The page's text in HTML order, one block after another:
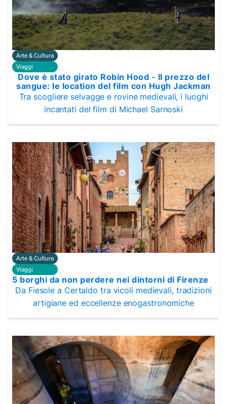
Arte & Cultura
Viaggi
Dove è stato girato Robin Hood - Il prezzo del
sangue: le location del film con Hugh Jackman
Tra scogliere selvagge e rovine medievali, i luoghi
incantati del film di Michael Sarnoski
Arte & Cultura
Viaggi
5 borghi da non perdere nei dintorni di Firenze
Da Fiesole a Certaldo tra vicoli medievali, tradizioni
artigiane ed eccellenze enogastronomiche